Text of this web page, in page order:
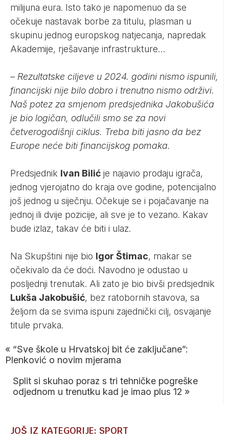
milijuna eura. Isto tako je napomenuo da se
očekuje nastavak borbe za titulu, plasman u
skupinu jednog europskog natjecanja, napredak
Akademije, rješavanje infrastrukture…
– Rezultatske ciljeve u 2024. godini nismo ispunili,
financijski nije bilo dobro i trenutno nismo održivi.
Naš potez za smjenom predsjednika Jakobušića
je bio logičan, odlučili smo se za novi
četverogodišnji ciklus. Treba biti jasno da bez
Europe neće biti financijskog pomaka.
Predsjednik Ivan Bilić je najavio prodaju igrača,
jednog vjerojatno do kraja ove godine, potencijalno
još jednog u siječnju. Očekuje se i pojačavanje na
jednoj ili dvije pozicije, ali sve je to vezano. Kakav
bude izlaz, takav će biti i ulaz.
Na Skupštini nije bio Igor Štimac, makar se
očekivalo da će doći. Navodno je odustao u
posljednji trenutak. Ali zato je bio bivši predsjednik
Lukša Jakobušić, bez ratobornih stavova, sa
željom da se svima ispuni zajednički cilj, osvajanje
titule prvaka.
« “Sve škole u Hrvatskoj bit će zaključane”:
Plenković o novim mjerama
Split si skuhao poraz s tri tehničke pogreške
odjednom u trenutku kad je imao plus 12 »
JOŠ IZ KATEGORIJE: SPORT